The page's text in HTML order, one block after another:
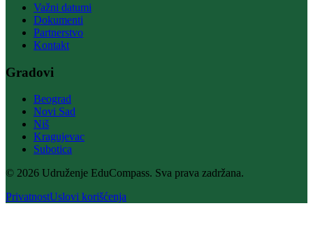
Važni datumi
Dokumenti
Partnerstvo
Kontakt
Gradovi
Beograd
Novi Sad
Niš
Kragujevac
Subotica
© 2026 Udruženje EduCompass. Sva prava zadržana.
PrivatnostUslovi korišćenja